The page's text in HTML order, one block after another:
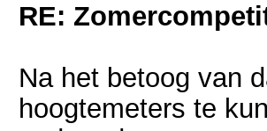
RE:
Na het betoog van
hoogtemeters te